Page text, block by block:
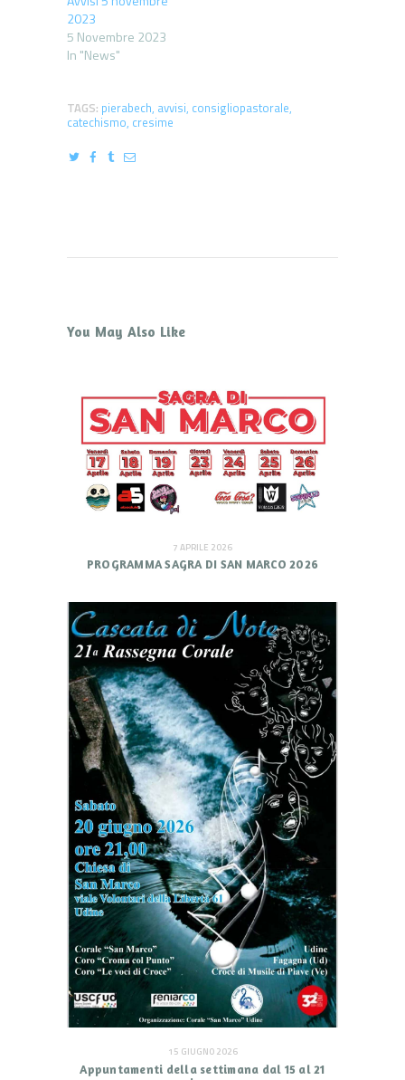
2023
5 Novembre 2023
In "News"
TAGS: pierabech, avvisi, consigliopastorale,
catechismo, cresime
You May Also Like
7 APRILE 2026
PROGRAMMA SAGRA DI SAN MARCO 2026
15 GIUGNO 2026
Appuntamenti della settimana dal 15 al 21